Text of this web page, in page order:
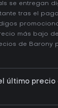
se entregan
tras el
más bajo
de Barony
último precio